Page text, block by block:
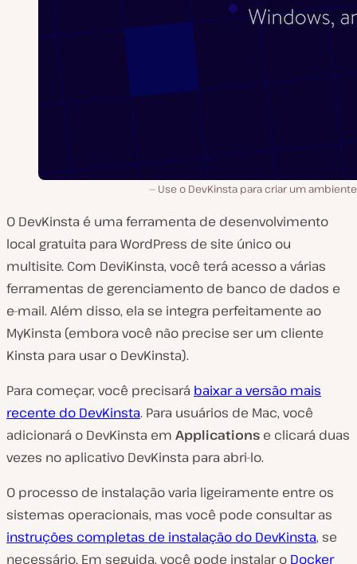
Use o DevKinsta para criar um
O DevKinsta é uma ferramenta de desenvolvimento
local gratuita para WordPress de site único ou
multisite. Com DeviKinsta, você terá acesso a várias
ferramentas de gerenciamento de banco de dados e
e-mail. Além disso, ela se integra perfeitamente ao
MyKinsta (embora você não precise ser um cliente
Kinsta para usar o DevKinsta).
Para começar, você precisará baixar a versão mais
recente do DevKinsta. Para usuários de Mac, você
adicionará o DevKinsta em Applications e clicará duas
vezes no aplicativo DevKinsta para abri-lo.
O processo de instalação varia ligeiramente entre os
sistemas operacionais, mas você pode consultar as
instruções completas de instalação do DevKinsta, se
necessário. Em seguida, você pode instalar o Docker